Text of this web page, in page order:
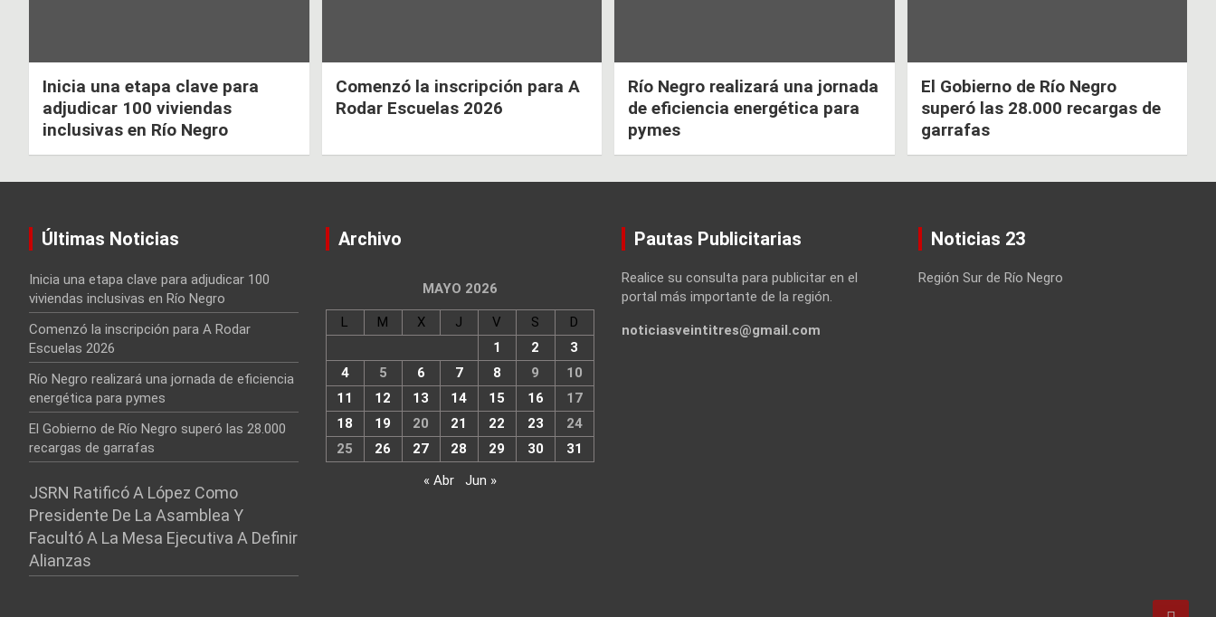
Inicia una etapa clave para
adjudicar 100 viviendas
inclusivas en Río Negro
Comenzó la inscripción para A
Rodar Escuelas 2026
Río Negro realizará una jornada
de eficiencia energética para
pymes
El Gobierno de Río Negro
superó las 28.000 recargas de
garrafas
Últimas Noticias
Inicia una etapa clave para adjudicar 100
viviendas inclusivas en Río Negro
Comenzó la inscripción para A Rodar
Escuelas 2026
Río Negro realizará una jornada de eficiencia
energética para pymes
El Gobierno de Río Negro superó las 28.000
recargas de garrafas
JSRN Ratificó A López Como
Presidente De La Asamblea Y
Facultó A La Mesa Ejecutiva A Definir
Alianzas
Archivo
MAYO 2026
L M X J V S
D
1
2
3
4
5 6 7 8 9
10
11
12 13 14 15 16
17
18
19 20 21 22 23
24
25
26 27 28 29 30
31
« Abr
Jun »
Pautas Publicitarias
Realice su consulta para publicitar en el
portal más importante de la región.
noticiasveintitres@gmail.com
Noticias 23
Región Sur de Río Negro